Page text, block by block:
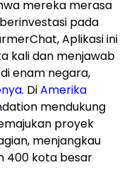
mereka merasa
pada
Aplikasi ini
kali dan menjawab
enam negara,
. DiAmerika
mendukung
proyek
menjangkau
400 kota besar